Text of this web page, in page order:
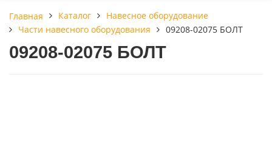
Главная Каталог
Навесное оборудование
Части навесного оборудования
09208-02075 БОЛТ
09208-02075 БОЛТ